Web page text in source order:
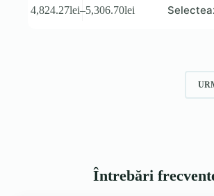
4,824.27lei–5,306.70lei
Interval
produs
Întrebări